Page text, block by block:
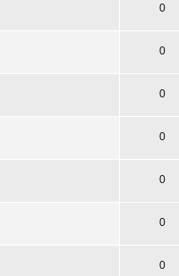
0
0
0
0
0
0
0